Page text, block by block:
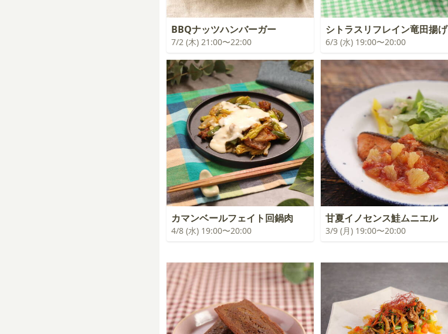
BBQナッツハンバーガー
7/2 (木) 21:00〜22:00
シトラスリフレイン竜田揚げ
6/3 (水) 19:00〜20:00
カマンベールフェイト回鍋肉
4/8 (水) 19:00〜20:00
甘夏イノセンス鮭ムニエル
3/9 (月) 19:00〜20:00